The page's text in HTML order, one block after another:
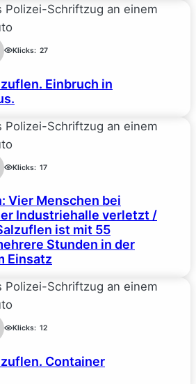
Klicks: 27
Einbruch in
Klicks: 17
Vier Menschen bei
Industriehalle verletzt /
ist mit 55
Stunden in der
Einsatz
Klicks: 12
Container